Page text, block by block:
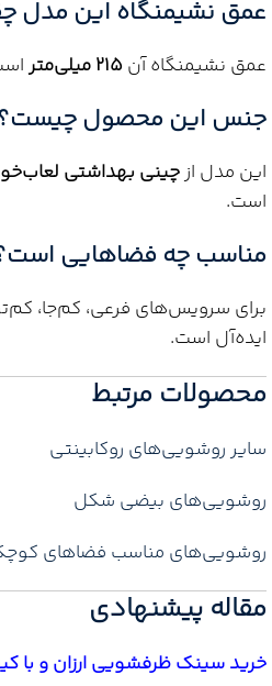
عمق نشیمنگاه این مدل
عمق نشیمنگاه آن۲۱۵ میلی‌متر
جنس این محصول چیست؟
این مدل ازچینی بهداشتی
است.
مناسب چه فضاهایی
برای سرویس‌های فرعی، کم‌جا،
ایده‌آل است.
محصولات مرتبط
سایر روشویی‌های روکابینتی
روشویی‌های بیضی شکل
روشویی‌های مناسب فضاهای
مقاله پیشنهادی
خرید سینک ظرفشویی ارزان و با